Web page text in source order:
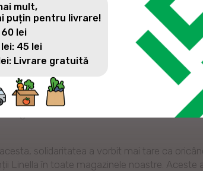
kg de bunătate adunate în campania
sărbătorilor pascale a venit, ca în fiecare an,
organizată de Misiunea Socială „Diaconia”,
solidaritatea a vorbit mai tare ca
Linella în toate magazinele noastre.
mult,
puțin pentru livrare!
lei
45 lei
Livrare gratuită